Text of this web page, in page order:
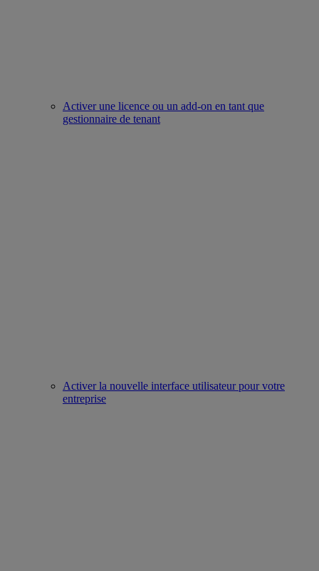
Activer une licence ou un add-on en tant que
gestionnaire de tenant
Activer la nouvelle interface utilisateur pour votre
entreprise